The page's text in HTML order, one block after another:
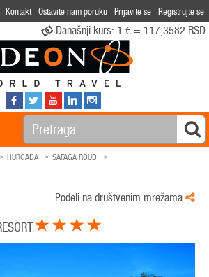
Kontakt Ostavite nam poruku Prijavite se Registrujte se
Današnji kurs: 1 € = 117,3582 RSD
HURGADA
SAFAGA ROUD
Podeli na društvenim mrežama